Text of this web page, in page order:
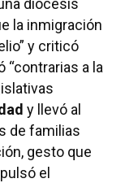
diócesis
la inmigración
y criticó
a la
y llevó al
de familias
gesto que
el